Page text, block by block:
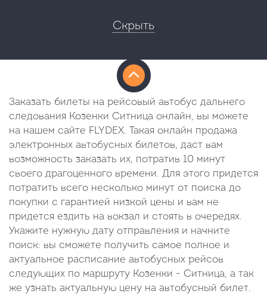
Скрыть
Заказать билеты на рейсовый автобус дальнего
следования Козенки Ситница онлайн, вы можете
на нашем сайте FLYDEX. Такая онлайн продажа
электронных автобусных билетов, даст вам
возможность заказать их, потратив 10 минут
своего драгоценного времени. Для этого придется
потратить всего несколько минут от поиска до
покупки с гарантией низкой цены и вам не
придется ездить на вокзал и стоять в очередях.
Укажите нужную дату отправления и начните
поиск: вы сможете получить самое полное и
актуальное расписание автобусных рейсов
следующих по маршруту Козенки - Ситница, а так
же узнать актуальную цену на автобусный билет.